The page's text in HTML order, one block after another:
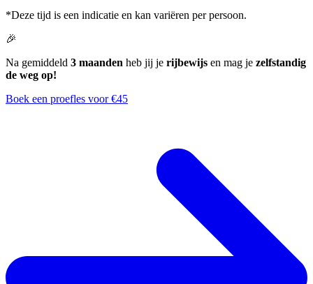
*Deze tijd is een indicatie en kan variëren per persoon.
🎉
Na gemiddeld 3 maanden heb jij je rijbewijs en mag je zelfstandig
de weg op!
Boek een proefles voor €45